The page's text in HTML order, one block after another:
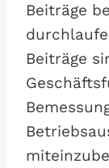
Beiträge
Beiträge